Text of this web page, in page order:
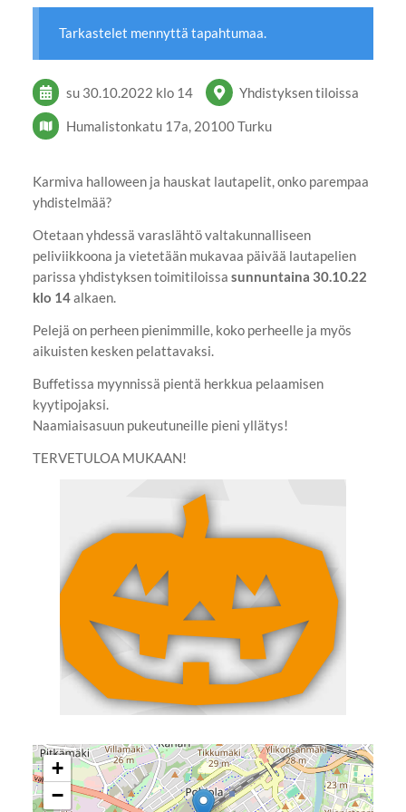
Tarkastelet mennyttä tapahtumaa.
su 30.10.2022 klo 14 Yhdistyksen tiloissa
Humalistonkatu 17a, 20100 Turku
Karmiva halloween ja hauskat lautapelit, onko parempaa
yhdistelmää?
Otetaan yhdessä varaslähtö valtakunnalliseen
peliviikkoona ja vietetään mukavaa päivää lautapelien
parissa yhdistyksen toimitiloissa sunnuntaina 30.10.22
klo 14alkaen.
Pelejä on perheen pienimmille, koko perheelle ja myös
aikuisten kesken pelattavaksi.
Buffetissa myynnissä pientä herkkua pelaamisen
kyytipojaksi.
Naamiaisasuun pukeutuneille pieni yllätys!
TERVETULOA MUKAAN!
+
−